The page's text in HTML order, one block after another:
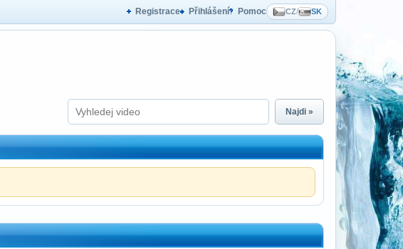
Registrace Přihlášení Pomoc CZ/ SK
Najdi »